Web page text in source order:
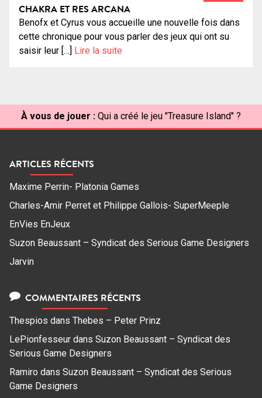
CHAKRA ET RES ARCANA
Benofx et Cyrus vous accueille une nouvelle fois dans
cette chronique pour vous parler des jeux qui ont su
saisir leur […]
Lire la suite
À vous de jouer : Qui a créé le jeu "Treasure Island" ?
ARTICLES RÉCENTS
Maxime Perrin- Platonia Games
Charles-Amir Perret et Philippe Gallois- SuperMeeple
EnVies EnJeux
Suzon Beaussant – Syndicat des Serious Game Designers
Jarvin
COMMENTAIRES RÉCENTS
Thespios dans Thebes – Peter Prinz
LePionfesseur dans Suzon Beaussant – Syndicat des
Serious Game Designers
Ramiro dans Suzon Beaussant – Syndicat des Serious
Game Designers